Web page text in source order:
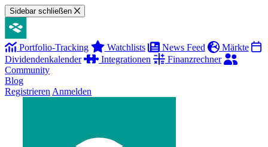
Sidebar schließen
Portfolio-Tracking Watchlists News Feed
Märkte
Dividendenkalender
Integrationen
Finanzrechner
Community
Blog
Registrieren Anmelden